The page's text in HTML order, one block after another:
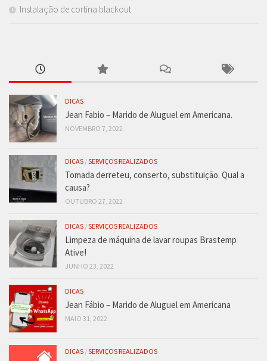
Instalação de cortina blackout
DICAS
Jean Fabio – Marido de Aluguel em Americana.
NOVEMBRO 7, 2022
DICAS /SERVIÇOS REALIZADOS
Tomada derreteu, conserto, substituição. Qual a
causa?
OUTUBRO 27, 2022
DICAS /SERVIÇOS REALIZADOS
Limpeza de máquina de lavar roupas Brastemp
Ative!
JUNHO 23, 2022
DICAS
Jean Fábio – Marido de Aluguel em Americana
MAIO 31, 2022
DICAS /SERVIÇOS REALIZADOS